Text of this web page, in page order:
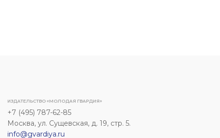
ИЗДАТЕЛЬСТВО «МОЛОДАЯ ГВАРДИЯ»
+7 (495) 787-62-85
Москва, ул. Сущевская, д. 19, стр. 5.
info@gvardiya.ru